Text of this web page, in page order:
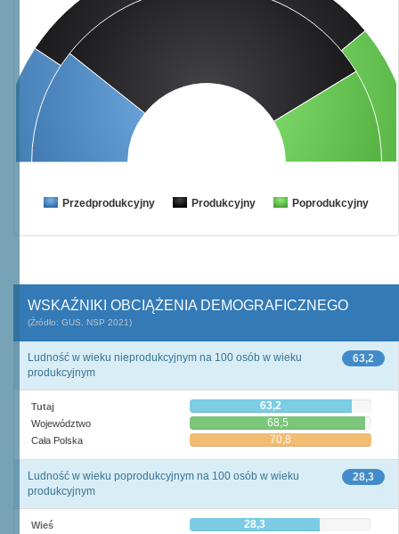
Przedprodukcyjny Produkcyjny Poprodukcyjny
WSKAŹNIKI OBCIĄŻENIA DEMOGRAFICZNEGO
(Źródło: GUS, NSP 2021)
63,2
Ludność w wieku nieprodukcyjnym na 100 osób w wieku
produkcyjnym
Tutaj 63,2
Województwo 68,5
Cała Polska 70,8
28,3
Ludność w wieku poprodukcyjnym na 100 osób w wieku
produkcyjnym
Wieś 28,3